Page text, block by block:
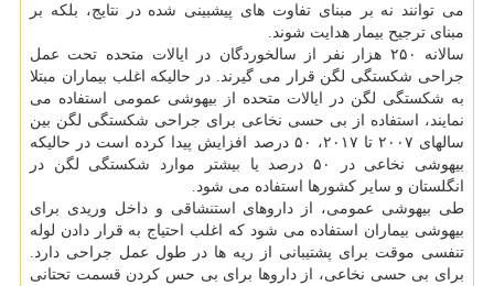
می توانند نه بر مبنای تفاوت های پیشبینی شده در نتایج، بلکه بر
مبنای ترجیح بیمار هدایت شوند.
سالانه ۲۵۰ هزار نفر از سالخوردگان در ایالات متحده تحت عمل
جراحی شکستگی لگن قرار می گیرند. در حالیکه اغلب بیماران مبتلا
به شکستگی لگن در ایالات متحده از بیهوشی عمومی استفاده می
نمایند، استفاده از بی حسی نخاعی برای جراحی شکستگی لگن بین
سالهای ۲۰۰۷ تا ۲۰۱۷، ۵۰ درصد افزایش پیدا کرده است در حالیکه
بیهوشی نخاعی در ۵۰ درصد یا بیشتر موارد شکستگی لگن در
انگلستان و سایر کشورها استفاده می شود.
طی بیهوشی عمومی، از داروهای استنشاقی و داخل وریدی برای
بیهوشی بیماران استفاده می شود که اغلب احتیاج به قرار دادن لوله
تنفسی موقت برای پشتیبانی از ریه ها در طول عمل جراحی دارد.
برای بی حسی نخاعی، از داروها برای بی حس کردن قسمت تحتانی